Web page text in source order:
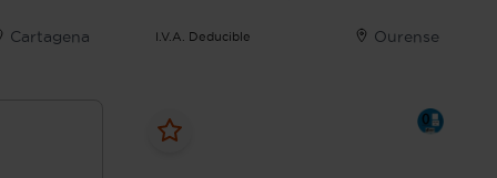
Cartagena I.V.A. Deducible Ourense